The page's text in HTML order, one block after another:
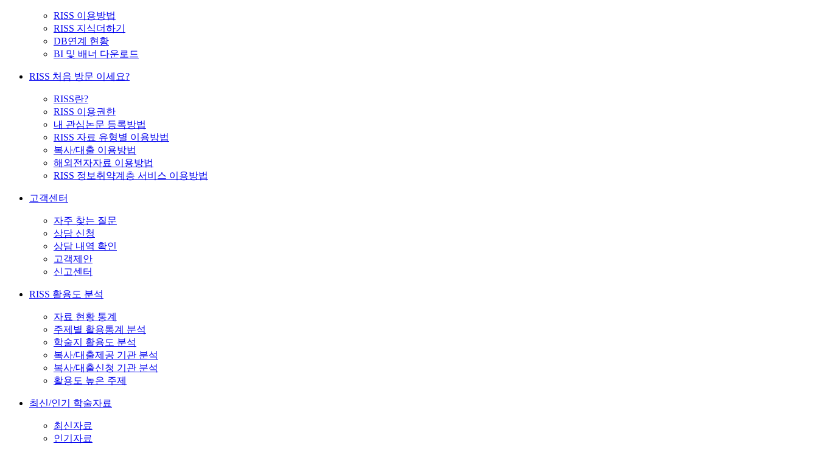
RISS 이용방법
RISS 지식더하기
DB연계 현황
BI 및 배너 다운로드
RISS 처음 방문 이세요?
RISS란?
RISS 이용권한
내 관심논문 등록방법
RISS 자료 유형별 이용방법
복사/대출 이용방법
해외전자자료 이용방법
RISS 정보취약계층 서비스 이용방법
고객센터
자주 찾는 질문
상담 신청
상담 내역 확인
고객제안
신고센터
RISS 활용도 분석
자료 현황 통계
주제별 활용통계 분석
학술지 활용도 분석
복사/대출제공 기관 분석
복사/대출신청 기관 분석
활용도 높은 주제
최신/인기 학술자료
최신자료
인기자료